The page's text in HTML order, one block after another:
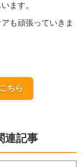
ます。
も頑張っていきま
ちら
連記事